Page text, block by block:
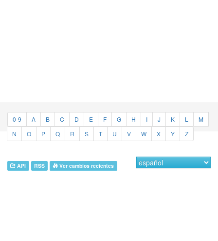
0-9 A B C D E F G H I J K L
M
N
O P Q R S T U V W X Y Z
API RSS Ver cambios recientes